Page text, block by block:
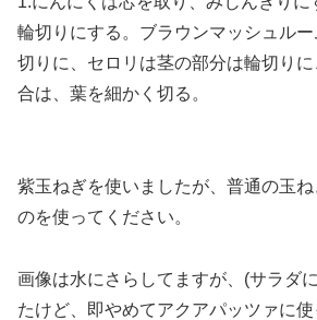
輪切りにする。ブラウンマッシュル
切りに、セロリは茎の部分は輪切り
合は、葉を細かく切る。
紫玉ねぎを使いましたが、普通の玉
のを使ってください。
画像は水にさらしてますが、(サラダ
たけど、即やめてアクアパッツァに